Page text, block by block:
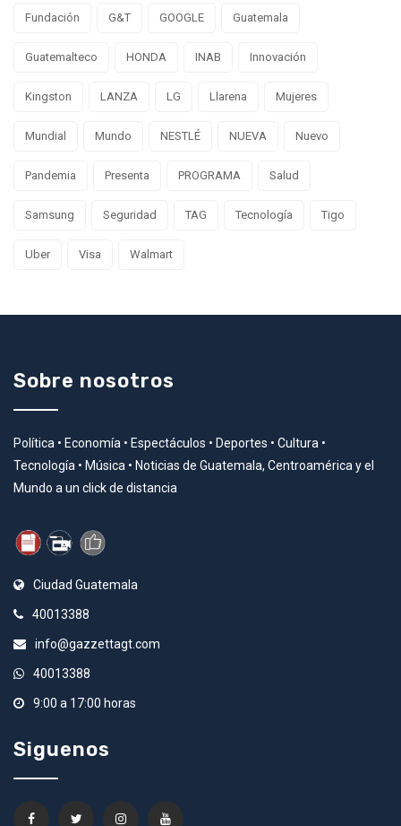
Fundación G&T GOOGLE Guatemala
Guatemalteco HONDA INAB Innovación
Kingston LANZA LG Llarena Mujeres
Mundial Mundo NESTLÉ NUEVA Nuevo
Pandemia Presenta PROGRAMA Salud
Samsung Seguridad TAG Tecnología Tigo
Uber Visa Walmart
Sobre nosotros
Política • Economía • Espectáculos • Deportes • Cultura •
Tecnología • Música • Noticias de Guatemala, Centroamérica y el
Mundo a un click de distancia
Ciudad Guatemala
40013388
info@gazzettagt.com
40013388
9:00 a 17:00 horas
Siguenos